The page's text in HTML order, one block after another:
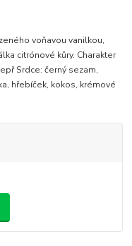
voňavou vanilkou,
citrónové kůry. Charakter
Srdce: černý sezam,
hřebíček, kokos, krémové